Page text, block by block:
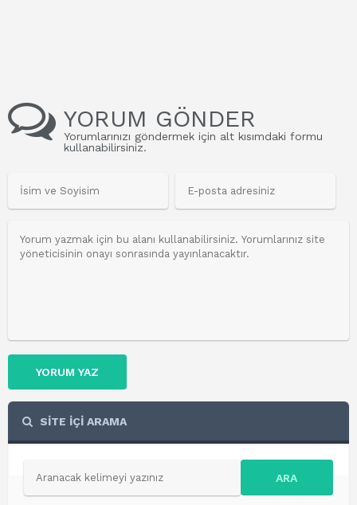
YORUM GÖNDER
Yorumlarınızı göndermek için alt kısımdaki formu
kullanabilirsiniz.
YORUM YAZ
SİTE İÇİ ARAMA
ARA